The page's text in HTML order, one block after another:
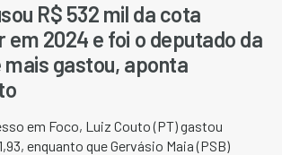
R$ 532 mil da cota
em 2024 e foi o deputado da
mais gastou, aponta
em Foco, Luiz Couto (PT) gastou
enquanto que Gervásio Maia (PSB)